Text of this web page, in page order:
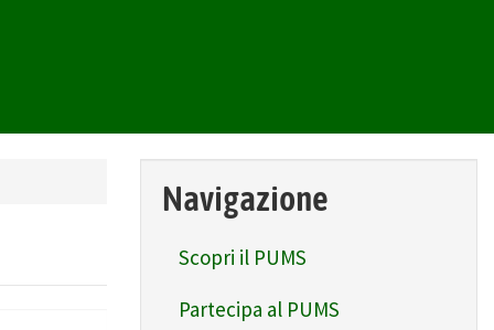
Navigazione
Scopri il PUMS
Partecipa al PUMS